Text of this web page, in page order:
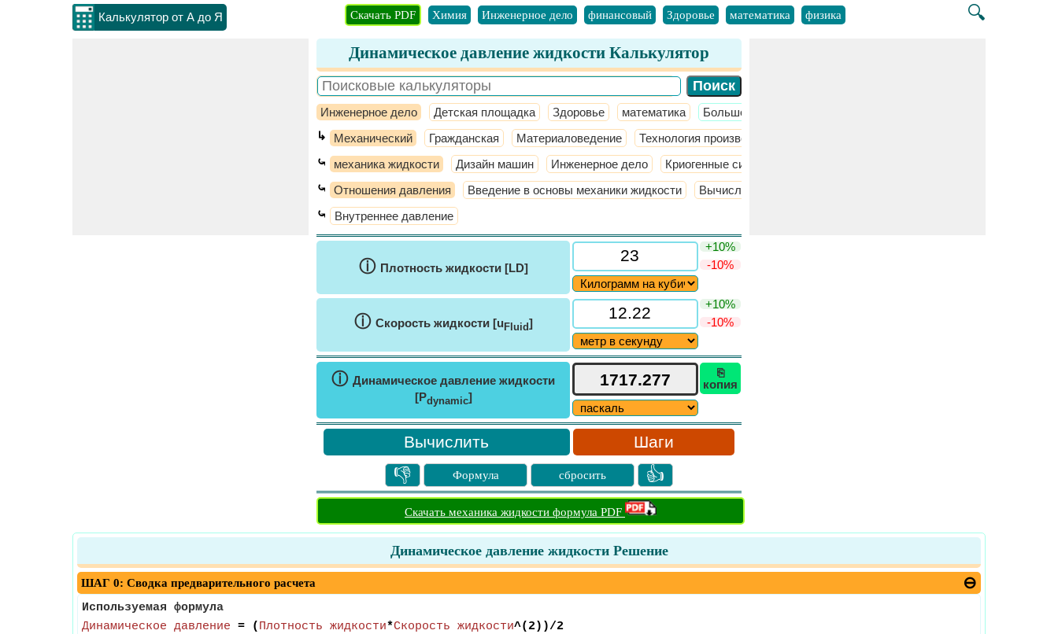
Калькулятор от А до Я 🔍
Скачать PDF Химия Инженерное дело финансовый Здоровье математика физика
Динамическое давление жидкости Калькулятор
Инженерное дело Детская площадка Здоровье математика ​Больше >>
↳ Механический Гражданская Материаловедение Технология производства
⤿ механика жидкости Дизайн машин Инженерное дело Криогенные системы
⤿ Отношения давления Введение в основы механики жидкости Вычислительная динамика жидкости
⤿ Внутреннее давление
ⓘ Плотность жидкости [LD]
+10%
-10%
ⓘ Скорость жидкости [uFluid]
+10%
-10%
ⓘ Динамическое давление жидкости
[Pdynamic]
⎘
копия
Шаги
👎 Формула сбросить 👍
Скачать механика жидкости формула PDF
Динамическое давление жидкости Решение
ШАГ 0: Сводка предварительного расчета
Используемая формула
Динамическое давление = ( Плотность жидкости*Скорость жидкости^(2))/2